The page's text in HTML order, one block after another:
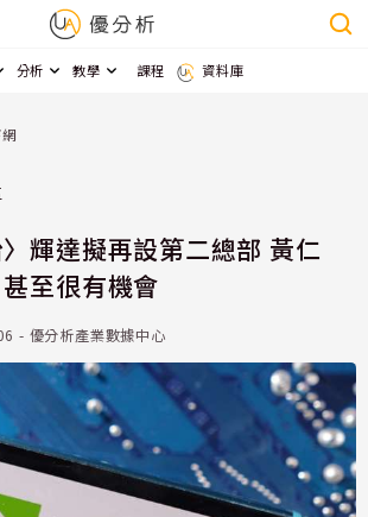
分析 教學 課程 資料庫
〉輝達擬再設第二總部 黃仁
至很有機會
- 優分析產業數據中心